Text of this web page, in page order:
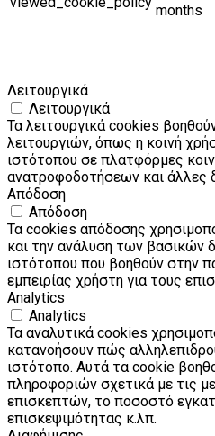
months
Λειτουργικά
Λειτουργικά
Τα λειτουργικά cookies
λειτουργιών, όπως η κοινή
ιστότοπου σε πλατφόρμες
ανατροφοδοτήσεων και άλλες
Απόδοση
Απόδοση
Τα cookies απόδοσης
και την ανάλυση των βασικών
ιστότοπου που βοηθούν στην
εμπειρίας χρήστη για τους
Analytics
Analytics
Τα αναλυτικά cookies
κατανοήσουν πώς
ιστότοπο. Αυτά τα cookie
πληροφοριών σχετικά με τις
επισκεπτών, το ποσοστό
επισκεψιμότητας κ.λπ.